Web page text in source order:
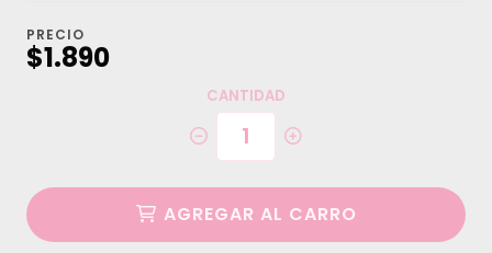
PRECIO
$1.890
CANTIDAD
AGREGAR AL CARRO